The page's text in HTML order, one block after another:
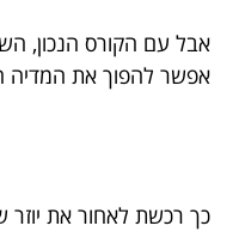
אבל עם הקורס הנכון,
אפשר להפוך את המדיה
כך רכשת לאחור את